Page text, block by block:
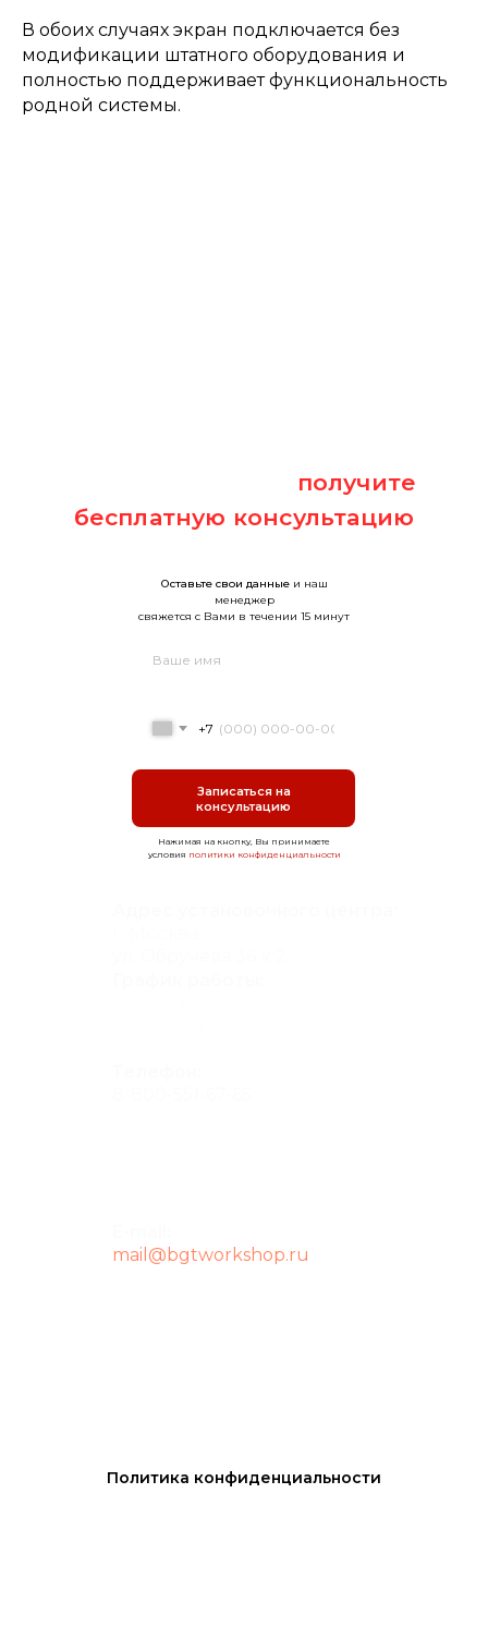
В обоих случаях экран подключается без
модификации штатного оборудования и
полностью поддерживает функциональность
родной системы.
получите
бесплатную консультацию
+7
Записаться на
консультацию
Оставьте свои данныеи наш
менеджер
свяжется с Вами в течении 15 минут
Нажимая на кнопку, Вы принимаете
условия политики конфиденциальности
mail@bgtworkshop.ru
Политика конфиденциальности